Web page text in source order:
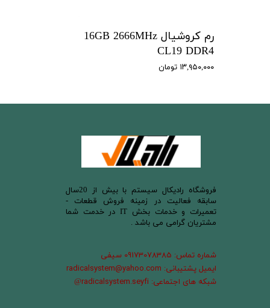
رم کروشیال 16GB 2666MHz
CL19 DDR4
۱۳,۹۵۰,۰۰۰ تومان
​فروشگاه رادیکال سیستم با بیش از 20سال
سابقه فعالیت در زمینه فروش قطعات -
تعمیرات و خدمات بخش IT در خدمت شما
مشتریان گرامی می باشد .
شماره تماس: 09173078385 سیفی
ایمیل پشتیبانی: radicalsystem@yahoo.com
شبکه های اجتماعی: radicalsystem.seyfi
@